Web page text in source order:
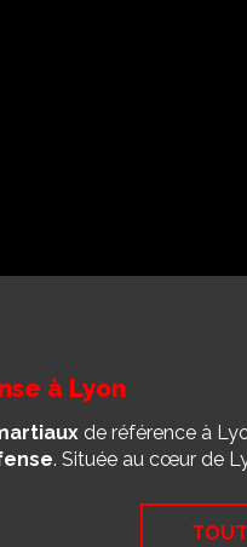
à Lyon
de référence à
. Située au cœur de